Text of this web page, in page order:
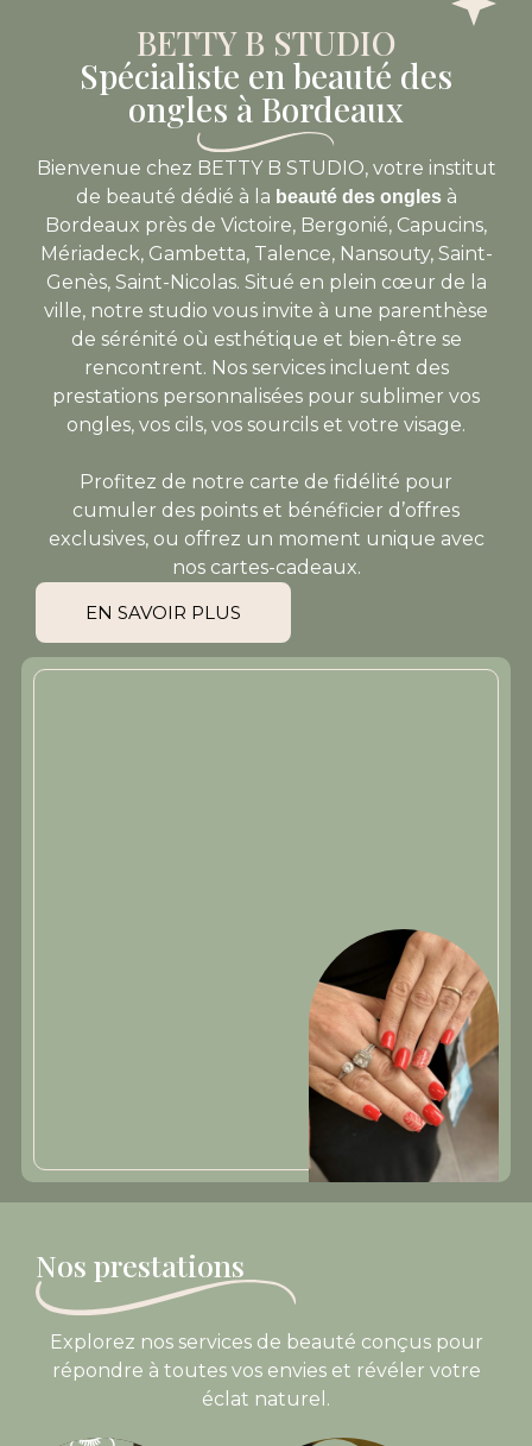
BETTY B STUDIO
Spécialiste en beauté des
ongles à Bordeaux
Bienvenue chez BETTY B STUDIO, votre institut
de beauté dédié à la beauté des onglesà
Bordeaux près de Victoire, Bergonié, Capucins,
Mériadeck, Gambetta, Talence, Nansouty, Saint-
Genès, Saint-Nicolas. Situé en plein cœur de la
ville, notre studio vous invite à une parenthèse
de sérénité où esthétique et bien-être se
rencontrent. Nos services incluent des
prestations personnalisées pour sublimer vos
ongles, vos cils, vos sourcils et votre visage.
Profitez de notre carte de fidélité pour
cumuler des points et bénéficier d’offres
exclusives, ou offrez un moment unique avec
nos cartes-cadeaux.
EN SAVOIR PLUS
Nos prestations
Explorez nos services de beauté conçus pour
répondre à toutes vos envies et révéler votre
éclat naturel.